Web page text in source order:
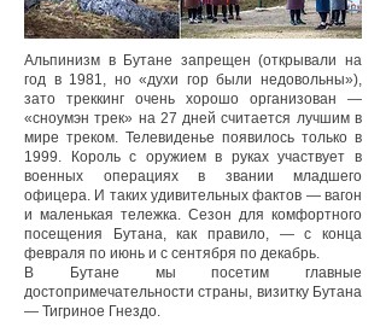
Альпинизм в Бутане запрещен (открывали на
год в 1981, но «духи гор были недовольны»),
зато треккинг очень хорошо организован —
«сноумэн трек» на 27 дней считается лучшим в
мире треком. Телевиденье появилось только в
1999. Король с оружием в руках участвует в
военных операциях в звании младшего
офицера. И таких удивительных фактов — вагон
и маленькая тележка. Сезон для комфортного
посещения Бутана, как правило, — с конца
февраля по июнь и с сентября по декабрь.
В Бутане мы посетим главные
достопримечательности страны, визитку Бутана
— Тигриное Гнездо.